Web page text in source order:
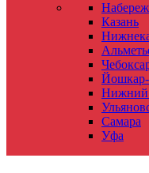
Казань
Нижний
Самара
Уфа